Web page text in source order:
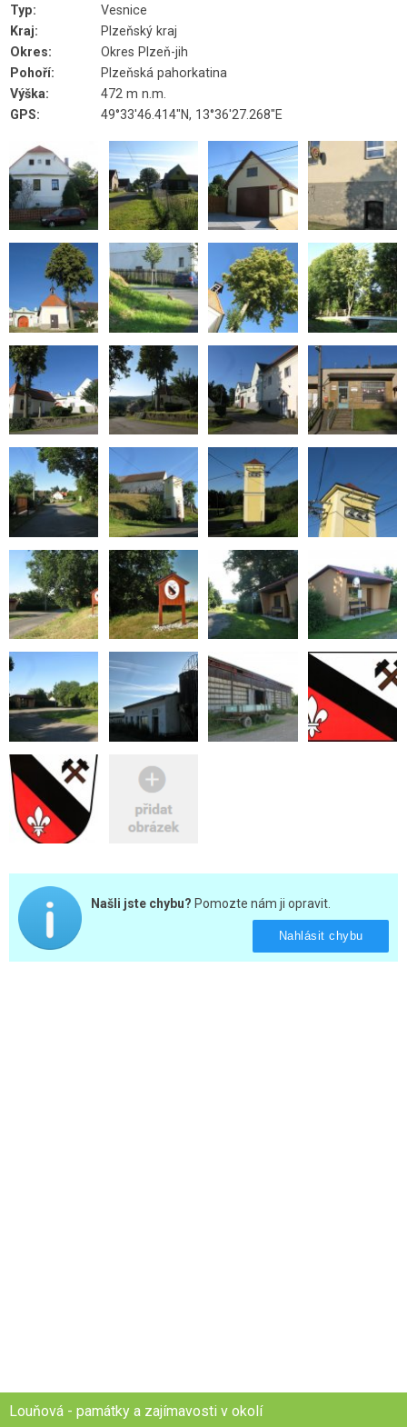
Typ:
Vesnice
Kraj:
Plzeňský kraj
Okres:
Okres Plzeň-jih
Pohoří:
Plzeňská pahorkatina
Výška:
472 m n.m.
GPS:
49°33'46.414"N, 13°36'27.268"E
Našli jste chybu? Pomozte nám ji opravit.
Nahlásit chybu
Louňová - památky a zajímavosti v okolí